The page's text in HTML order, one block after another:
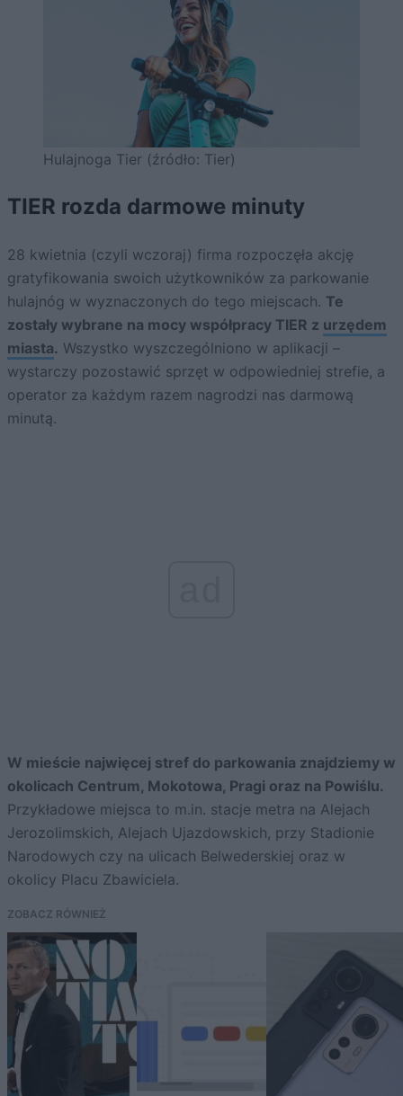
Hulajnoga Tier (źródło: Tier)
TIER rozda darmowe minuty
28 kwietnia (czyli wczoraj) firma rozpoczęła akcję
gratyfikowania swoich użytkowników za parkowanie
hulajnóg w wyznaczonych do tego miejscach. Te
zostały wybrane na mocy współpracy TIER z urzędem
miasta. Wszystko wyszczególniono w aplikacji –
wystarczy pozostawić sprzęt w odpowiedniej strefie, a
operator za każdym razem nagrodzi nas darmową
minutą.
W mieście najwięcej stref do parkowania znajdziemy w
okolicach Centrum, Mokotowa, Pragi oraz na Powiślu.
Przykładowe miejsca to m.in. stacje metra na Alejach
Jerozolimskich, Alejach Ujazdowskich, przy Stadionie
Narodowych czy na ulicach Belwederskiej oraz w
okolicy Placu Zbawiciela.
ZOBACZ RÓWNIEŻ